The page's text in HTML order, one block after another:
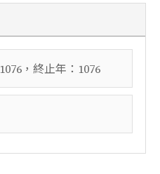
1076，終止年： 1076